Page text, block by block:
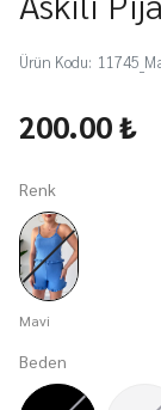
Ürün Kodu:
200.00 ₺
Renk
Mavi
Beden